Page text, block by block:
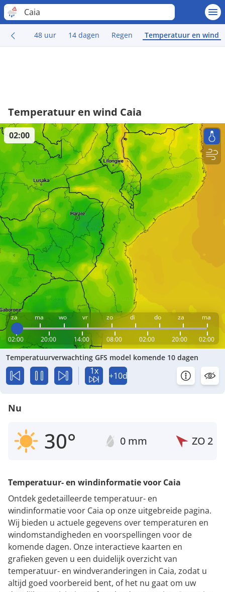
Caia
48 uur 14 dagen Regen Temperatuur en wind
Temperatuur en wind Caia
za ma wo vr zo di do za ma
02:00 20:00 14:00 08:00 02:00 20:00 02:00
02:00
Temperatuurverwachting GFS model komende 10 dagen
1x +10d
Nu
30° 0 mm ZO 2
Temperatuur- en windinformatie voor Caia
Ontdek gedetailleerde temperatuur- en
windinformatie voor Caia op onze uitgebreide pagina.
Wij bieden u actuele gegevens over temperaturen en
windomstandigheden en voorspellingen voor de
komende dagen. Onze interactieve kaarten en
grafieken geven u een duidelijk overzicht van
temperatuur- en windveranderingen in Caia, zodat u
altijd goed voorbereid bent, of het nu gaat om uw